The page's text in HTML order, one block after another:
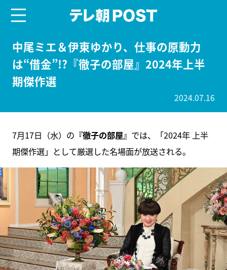
中尾ミエ＆伊東ゆかり、仕事の原動力
は“借金”!?『徹子の部屋』2024年上半
期傑作選
2024.07.16
7月17日（水）の 『徹子の部屋』 では、「2024年 上半
期傑作選」として厳選した名場面が放送される。